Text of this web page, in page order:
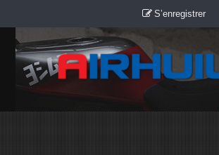
S’enregistrer